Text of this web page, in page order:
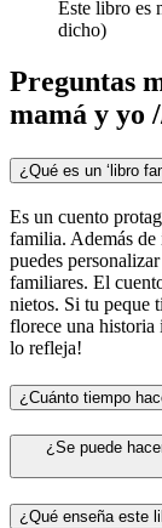
Este libro es
dicho)
Preguntas
mamá y yo
¿Qué es un ‘libro
Es un cuento
familia. Además de
puedes
familiares. El
nietos. Si tu peque
florece una historia
lo refleja!
¿Cuánto tiempo
¿Se puede
¿Qué enseña este